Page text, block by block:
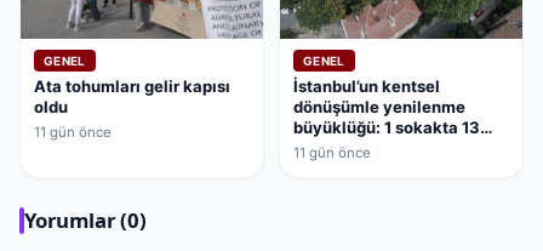
GENEL
Ata tohumları gelir kapısı
oldu
11 gün önce
GENEL
İstanbul’un kentsel
dönüşümle yenilenme
büyüklüğü: 1 sokakta 13
bina dönüşüyor
11 gün önce
Yorumlar (0)